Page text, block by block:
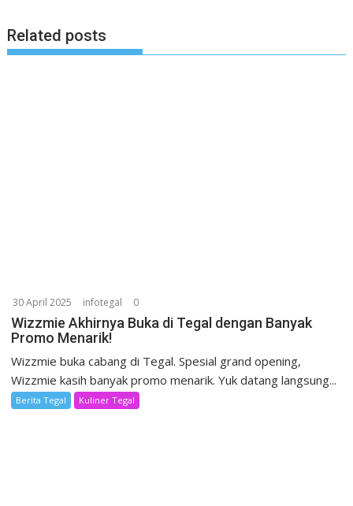
Related posts
30 April 2025 infotegal 0
Wizzmie Akhirnya Buka di Tegal dengan Banyak
Promo Menarik!
Wizzmie buka cabang di Tegal. Spesial grand opening,
Wizzmie kasih banyak promo menarik. Yuk datang langsung...
Berita Tegal Kuliner Tegal